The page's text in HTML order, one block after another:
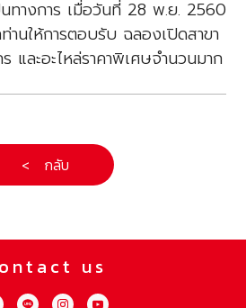
ทางการ เมื่อวันที่ 28 พ.ย. 2560
านให้การตอบรับ ฉลองเปิดสาขา
และอะไหล่ราคาพิเศษจำนวนมาก
< กลับ
us